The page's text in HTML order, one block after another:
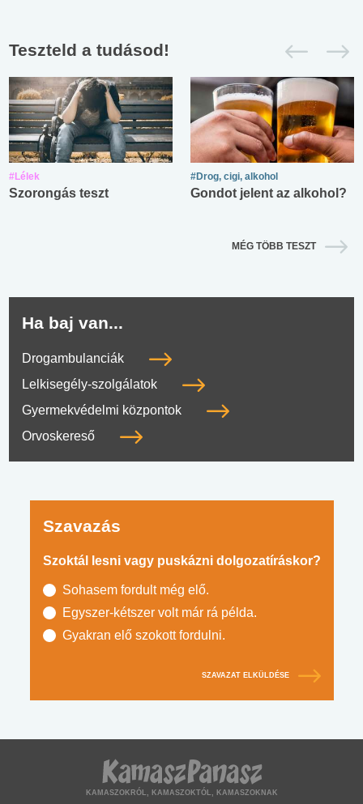
Teszteld a tudásod!
#Lélek
Szorongás teszt
#Drog, cigi, alkohol
Gondot jelent az alkohol?
MÉG TÖBB TESZT
Ha baj van...
Drogambulanciák
Lelkisegély-szolgálatok
Gyermekvédelmi központok
Orvoskereső
Szavazás
Szoktál lesni vagy puskázni dolgozatíráskor?
Sohasem fordult még elő.
Egyszer-kétszer volt már rá példa.
Gyakran elő szokott fordulni.
SZAVAZAT ELKÜLDÉSE
KAMASZOKRÓL, KAMASZOKTÓL, KAMASZOKNAK